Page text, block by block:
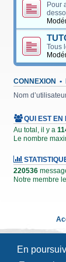
En
Pour
Tous
CONNEXION •
Nom
QUI EST EN
Au total, il y a
Le nombre
220536
Notre membre